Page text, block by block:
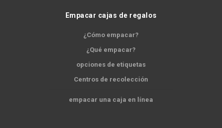
Empacar cajas de regalos
¿Cómo empacar?
¿Qué empacar?
opciones de etiquetas
Centros de recolección
empacar una caja en línea